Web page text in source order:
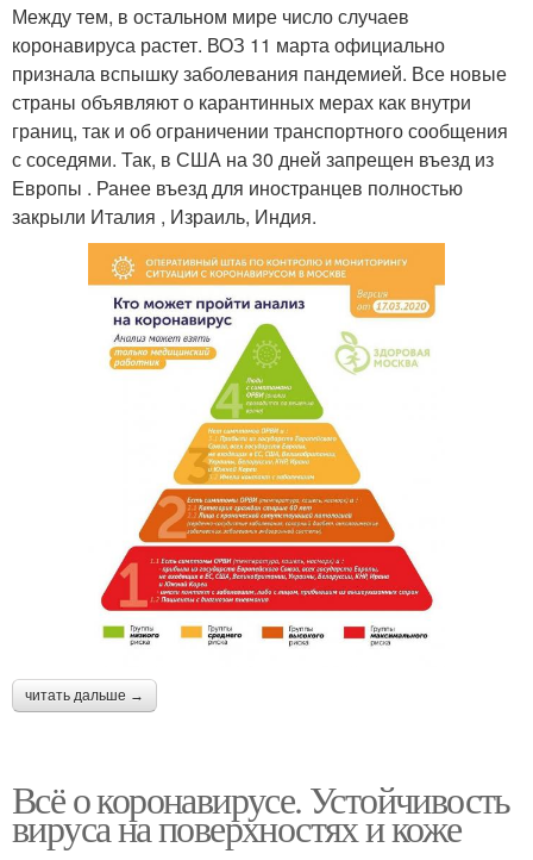
Между тем, в остальном мире число случаев
коронавируса растет. ВОЗ 11 марта официально
признала вспышку заболевания пандемией. Все новые
страны объявляют о карантинных мерах как внутри
границ, так и об ограничении транспортного сообщения
с соседями. Так, в США на 30 дней запрещен въезд из
Европы . Ранее въезд для иностранцев полностью
закрыли Италия , Израиль, Индия.
читать дальше →
Всё о коронавирусе. Устойчивость
вируса на поверхностях и коже